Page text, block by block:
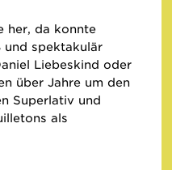
her, da konnte
spektakulär
Liebeskind oder
über Jahre um den
Superlativ und
als